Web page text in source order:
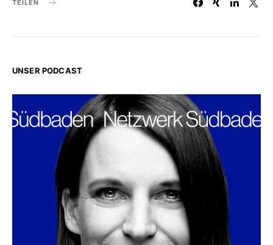
TEILEN
UNSER PODCAST